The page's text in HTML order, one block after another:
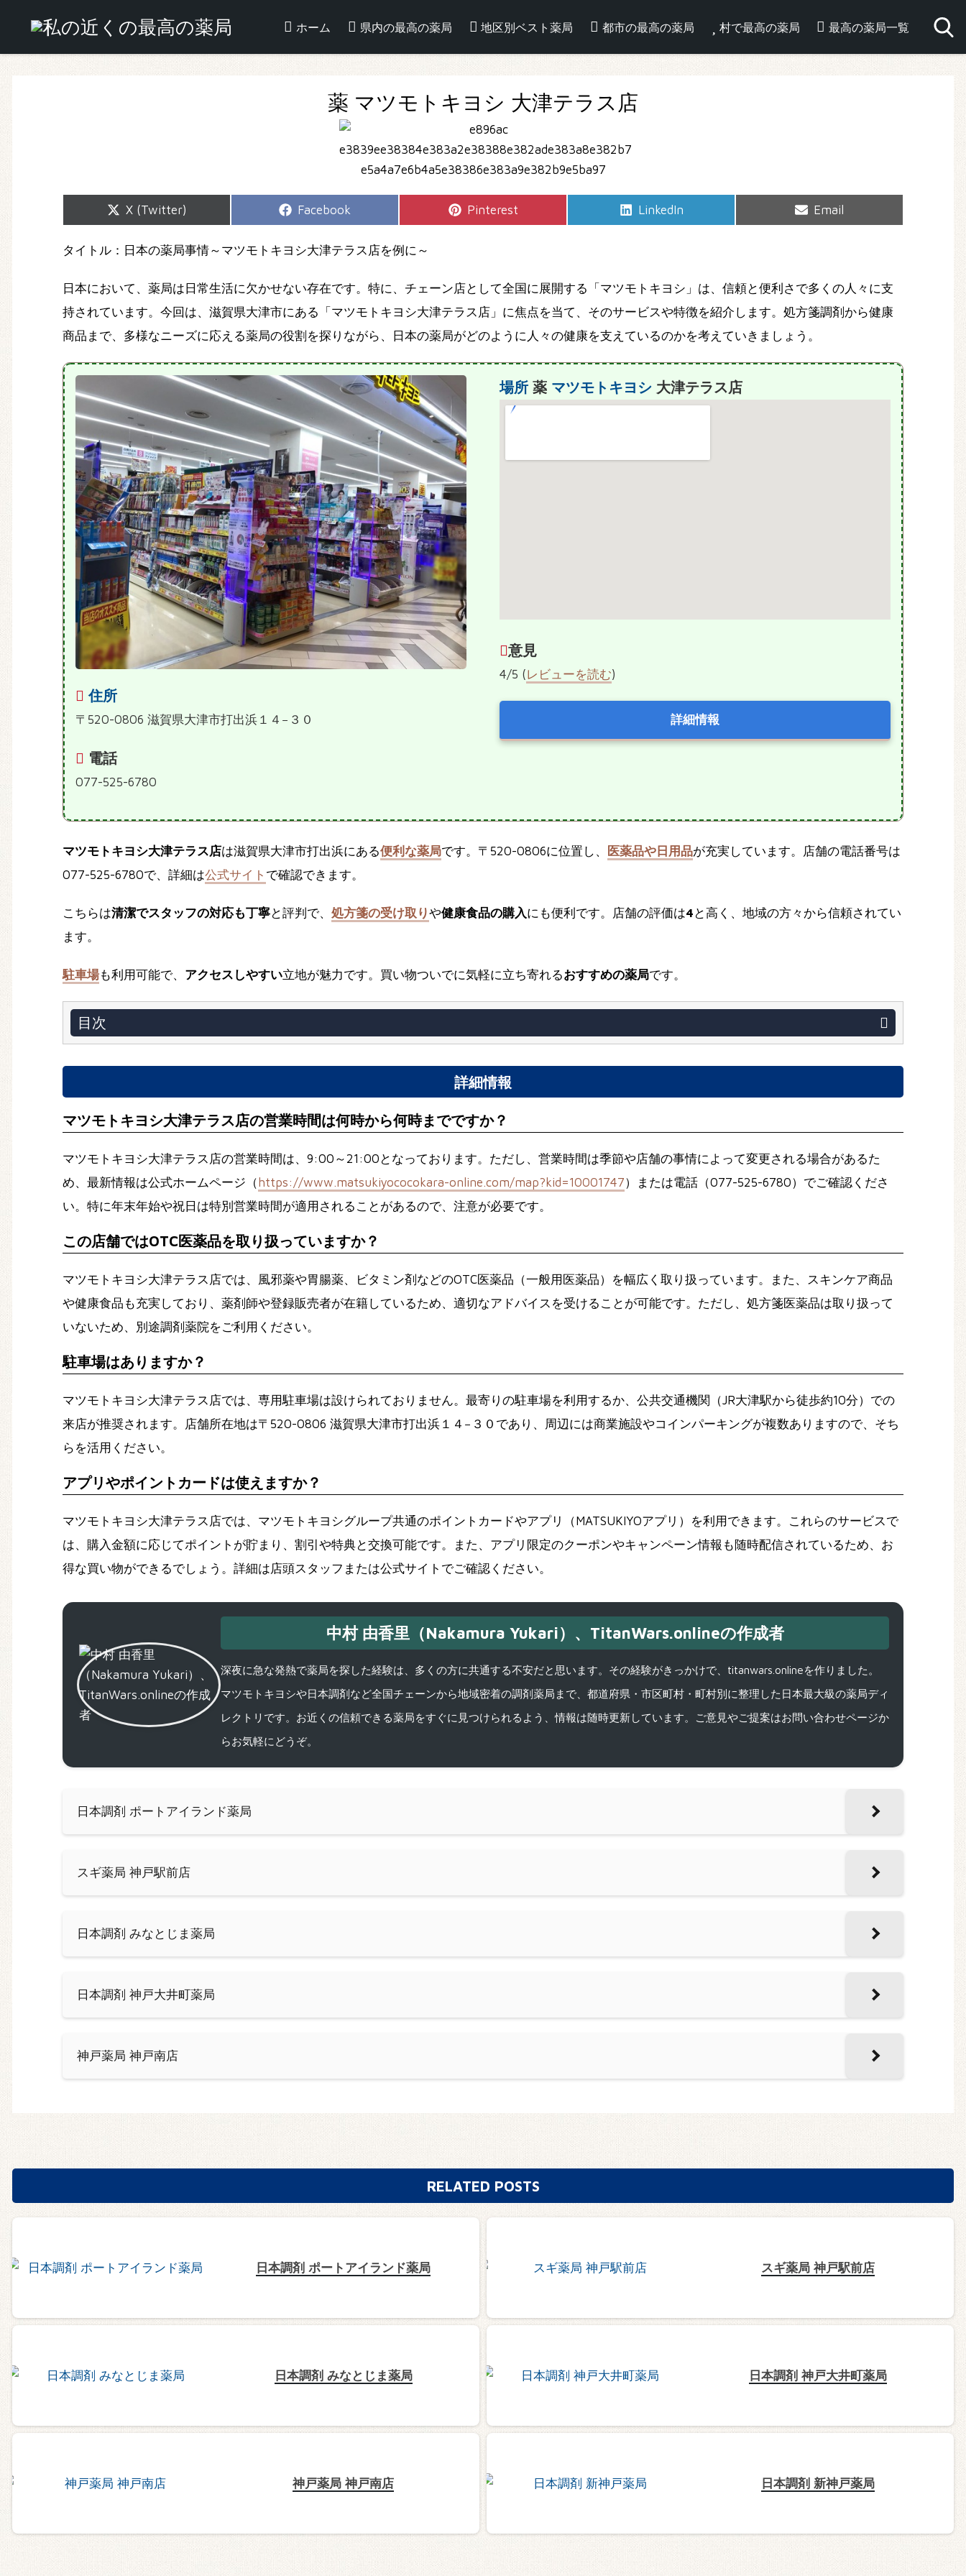
ホーム 県内の最高の薬局 地区別ベスト薬局 都市の最高の薬局 村で最高の薬局 最高の薬局一覧
薬 マツモトキヨシ 大津テラス店
Share
X (Twitter)
Share
Facebook
Share
Pinterest
Share
LinkedIn
Share
Email
タイトル：日本の薬局事情～マツモトキヨシ大津テラス店を例に～
日本において、薬局は日常生活に欠かせない存在です。特に、チェーン店として全国に展開する「マツモトキヨシ」は、信頼と便利さで多くの人々に支
持されています。今回は、滋賀県大津市にある「マツモトキヨシ大津テラス店」に焦点を当て、そのサービスや特徴を紹介します。処方箋調剤から健康
商品まで、多様なニーズに応える薬局の役割を探りながら、日本の薬局がどのように人々の健康を支えているのかを考えていきましょう。
住所
〒520-0806 滋賀県大津市打出浜１４−３０
電話
077-525-6780
場所薬 マツモトキヨシ大津テラス店
意見
4/5 (レビューを読む)
詳細情報
マツモトキヨシ大津テラス店は滋賀県大津市打出浜にある便利な薬局です。〒520-0806に位置し、 医薬品や日用品が充実しています。店舗の電話番号は
077-525-6780で、詳細は公式サイト で確認できます。
こちらは清潔でスタッフの対応も丁寧と評判で、 処方箋の受け取りや健康食品の購入にも便利です。店舗の評価は4 と高く、地域の方々から信頼されてい
ます。
駐車場も利用可能で、 アクセスしやすい立地が魅力です。買い物ついでに気軽に立ち寄れるおすすめの薬局です。
目次
詳細情報
マツモトキヨシ大津テラス店の営業時間は何時から何時までですか？
マツモトキヨシ大津テラス店の営業時間は、9:00～21:00となっております。ただし、営業時間は季節や店舗の事情によって変更される場合があるた
め、最新情報は公式ホームページ（ https://www.matsukiyococokara-online.com/map?kid=10001747）または電話（077-525-6780）でご確認くださ
い。特に年末年始や祝日は特別営業時間が適用されることがあるので、注意が必要です。
この店舗ではOTC医薬品を取り扱っていますか？
マツモトキヨシ大津テラス店では、風邪薬や胃腸薬、ビタミン剤などのOTC医薬品（一般用医薬品）を幅広く取り扱っています。また、スキンケア商品
や健康食品も充実しており、薬剤師や登録販売者が在籍しているため、適切なアドバイスを受けることが可能です。ただし、処方箋医薬品は取り扱って
いないため、別途調剤薬院をご利用ください。
駐車場はありますか？
マツモトキヨシ大津テラス店では、専用駐車場は設けられておりません。最寄りの駐車場を利用するか、公共交通機関（JR大津駅から徒歩約10分）での
来店が推奨されます。店舗所在地は〒520-0806 滋賀県大津市打出浜１４−３０であり、周辺には商業施設やコインパーキングが複数ありますので、そち
らを活用ください。
アプリやポイントカードは使えますか？
マツモトキヨシ大津テラス店では、マツモトキヨシグループ共通のポイントカードやアプリ（MATSUKIYOアプリ）を利用できます。これらのサービスで
は、購入金額に応じてポイントが貯まり、割引や特典と交換可能です。また、アプリ限定のクーポンやキャンペーン情報も随時配信されているため、お
得な買い物ができるでしょう。詳細は店頭スタッフまたは公式サイトでご確認ください。
中村 由香里（Nakamura Yukari）、TitanWars.onlineの作成者
深夜に急な発熱で薬局を探した経験は、多くの方に共通する不安だと思います。その経験がきっかけで、titanwars.onlineを作りました。
マツモトキヨシや日本調剤など全国チェーンから地域密着の調剤薬局まで、都道府県・市区町村・町村別に整理した日本最大級の薬局ディ
レクトリです。お近くの信頼できる薬局をすぐに見つけられるよう、情報は随時更新しています。ご意見やご提案はお問い合わせページか
らお気軽にどうぞ。
日本調剤 ポートアイランド薬局
スギ薬局 神戸駅前店
日本調剤 みなとじま薬局
日本調剤 神戸大井町薬局
神戸薬局 神戸南店
RELATED POSTS
日本調剤 ポートアイランド薬局 スギ薬局 神戸駅前店
日本調剤 みなとじま薬局 日本調剤 神戸大井町薬局
神戸薬局 神戸南店 日本調剤 新神戸薬局